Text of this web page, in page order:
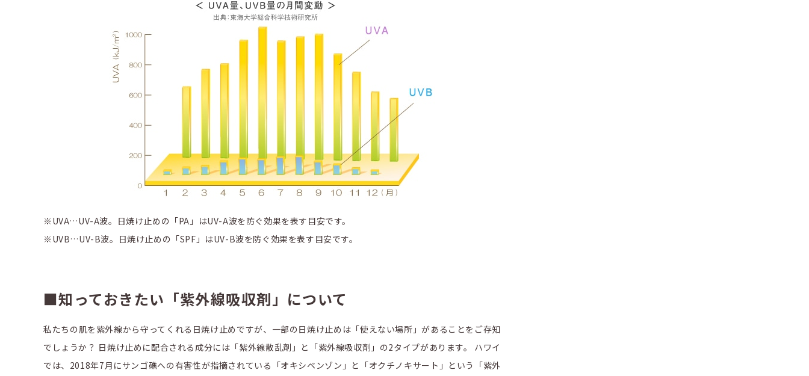
※UVA…UV-A波。日焼け止めの「PA」はUV-A波を防ぐ効果を表す目安です。
※UVB…UV-B波。日焼け止めの「SPF」はUV-B波を防ぐ効果を表す目安です。
■知っておきたい「紫外線吸収剤」について
私たちの肌を紫外線から守ってくれる日焼け止めですが、一部の日焼け止めは「使えない場所」があることをご存知
でしょうか？ 日焼け止めに配合される成分には「紫外線散乱剤」と「紫外線吸収剤」の2タイプがあります。 ハワイ
では、2018年7月にサンゴ礁への有害性が指摘されている「オキシベンゾン」と「オクチノキサート」という「紫外